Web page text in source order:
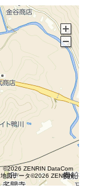
©2026 ZENRIN DataCom
地図データ©2026 ZENRIN